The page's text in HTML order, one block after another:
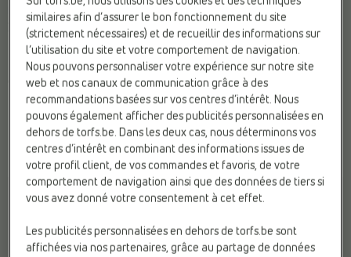
BASKETS
New Balance
Prix le plus bas
précédent: 79,99 €
€
99,99
€
79,99
Fermeture:Lacets
Hauteur de talon:Plat (0 - 2
cm)
Tendance:Baskets rétro
BASKETS SPORTIVES
New Balance
€ 120,00
Fermeture:Lacets
Marque:New Balance
Matière:Textile
similaires afin d’assurer le bon fonctionnement du site
(strictement nécessaires) et de recueillir des informations sur
l’utilisation du site et votre comportement de navigation.
Nous pouvons personnaliser votre expérience sur notre site
web et nos canaux de communication grâce à des
recommandations basées sur vos centres d’intérêt. Nous
pouvons également afficher des publicités personnalisées en
dehors de torfs.be. Dans les deux cas, nous déterminons vos
centres d’intérêt en combinant des informations issues de
votre profil client, de vos commandes et favoris, de votre
comportement de navigation ainsi que des données de tiers si
vous avez donné votre consentement à cet effet.
Les publicités personnalisées en dehors de torfs.be sont
affichées via nos partenaires, grâce au partage de données